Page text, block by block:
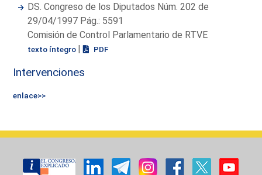
DS. Congreso de los Diputados Núm. 202 de
29/04/1997 Pág.: 5591
Comisión de Control Parlamentario de RTVE
texto íntegro | PDF
Intervenciones
enlace>>